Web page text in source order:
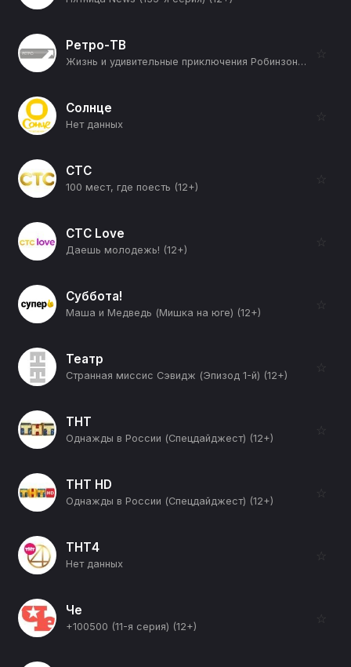
Ретро-ТВ
Жизнь и удивительные приключения Робинзона Крузо (12+)
☆
Солнце
Нет данных
☆
СТС
100 мест, где поесть (12+)
☆
СТС Love
Даешь молодежь! (12+)
☆
Суббота!
Маша и Медведь (Мишка на юге) (12+)
☆
Театр
Странная миссис Сэвидж (Эпизод 1-й) (12+)
☆
ТНТ
Однажды в России (Спецдайджест) (12+)
☆
ТНТ HD
Однажды в России (Спецдайджест) (12+)
☆
ТНТ4
Нет данных
☆
Че
+100500 (11-я серия) (12+)
☆